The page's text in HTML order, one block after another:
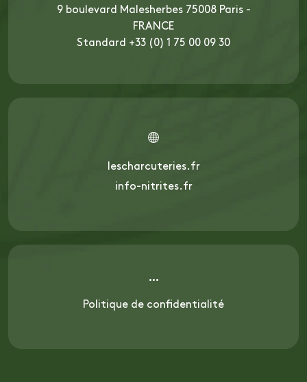
9 boulevard Malesherbes 75008 Paris -
FRANCE
Standard +33 (0) 1 75 00 09 30
lescharcuteries.fr
info-nitrites.fr
Politique de confidentialité